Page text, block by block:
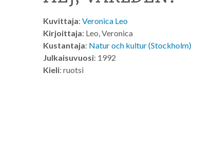
Kuvittaja: Veronica Leo
Kirjoittaja: Leo, Veronica
Kustantaja: Natur och kultur (Stockholm)
Julkaisuvuosi: 1992
Kieli: ruotsi